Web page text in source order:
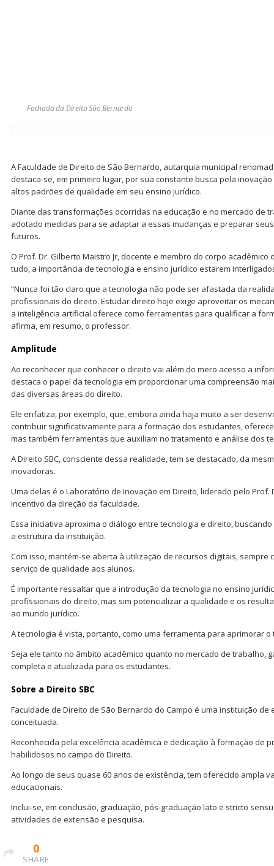
Fachada da Direito São Bernardo
A Faculdade de Direito de São Bernardo, autarquia municipal
destaca-se, em primeiro lugar, por sua constante busca pela
altos padrões de qualidade em seu ensino jurídico.
Diante das transformações ocorridas na educação e no mercado de
adotado medidas para se adaptar a essas mudanças e preparar
futuros.
O Prof. Dr. Gilberto Maistro Jr, docente e membro do corpo acadêmico
tudo, a importância de tecnologia e ensino jurídico estarem
“Nunca foi tão claro que a tecnologia não pode ser afastada da
profissionais do direito. Estudar direito hoje exige aproveitar os
a inteligência artificial oferece como ferramentas para qualificar a
afirma, em resumo, o professor.
Amplitude
Ao reconhecer que conhecer o direito vai além do mero acesso a
destaca o papel da tecnologia em proporcionar uma compreensão
das diversas áreas do direito.
Ele enfatiza, por exemplo, que, embora ainda haja muito a ser
contribuir significativamente para a formação dos estudantes,
mas também ferramentas que auxiliam no tratamento e análise dos
A Direito SBC, consciente dessa realidade, tem se destacado, da
inovadoras.
Uma delas é o Laboratório de Inovação em Direito, liderado pelo Prof.
incentivo da direção da faculdade.
Essa iniciativa aproxima o diálogo entre tecnologia e direito,
a estrutura da instituição.
Com isso, mantém-se aberta à utilização de recursos digitais, sempre
serviço de qualidade aos alunos.
É importante ressaltar que a introdução da tecnologia no ensino
profissionais do direito, mas sim potencializar a qualidade e os
ao mundo jurídico.
A tecnologia é vista, portanto, como uma ferramenta para aprimorar
Seja ele tanto no âmbito acadêmico quanto no mercado de trabalho,
completa e atualizada para os estudantes.
Sobre a Direito SBC
Faculdade de Direito de São Bernardo do Campo é uma instituição
conceituada.
Reconhecida pela excelência acadêmica e dedicação à formação de
habilidosos no campo do Direito.
Ao longo de seus quase 60 anos de existência, tem oferecido ampla
educacionais.
Inclui-se, em conclusão, graduação, pós-graduação lato e stricto
atividades de extensão e pesquisa.
0
SHARE